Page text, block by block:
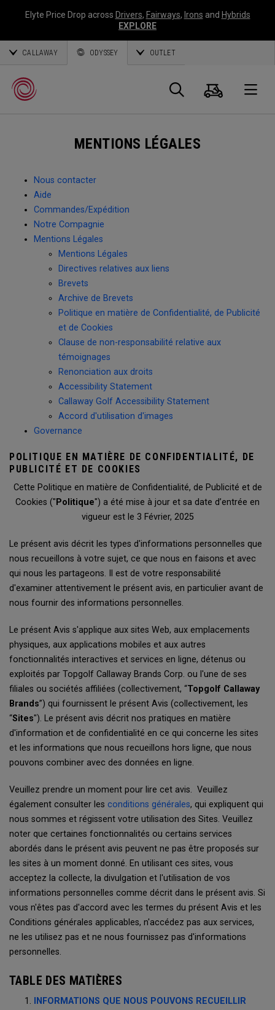
Elyte Price Drop across Drivers, Fairways, Irons and Hybrids
EXPLORE
CALLAWAY ODYSSEY OUTLET
Panier
MENTIONS LÉGALES
Nous contacter
Aide
Commandes/Expédition
Notre Compagnie
Mentions Légales
Mentions Légales
Directives relatives aux liens
Brevets
Archive de Brevets
Politique en matière de Confidentialité, de Publicité
et de Cookies
Clause de non-responsabilité relative aux
témoignages
Renonciation aux droits
Accessibility Statement
Callaway Golf Accessibility Statement
Accord d'utilisation d'images
Governance
POLITIQUE EN MATIÈRE DE CONFIDENTIALITÉ, DE
PUBLICITÉ ET DE COOKIES
Cette Politique en matière de Confidentialité, de Publicité et de
Cookies (" Politique") a été mise à jour et sa date d’entrée en
vigueur est le 3 Février, 2025
Le présent avis décrit les types d'informations personnelles que
nous recueillons à votre sujet, ce que nous en faisons et avec
qui nous les partageons. Il est de votre responsabilité
d'examiner attentivement le présent avis, en particulier avant de
nous fournir des informations personnelles.
Le présent Avis s'applique aux sites Web, aux emplacements
physiques, aux applications mobiles et aux autres
fonctionnalités interactives et services en ligne, détenus ou
exploités par Topgolf Callaway Brands Corp. ou l'une de ses
filiales ou sociétés affiliées (collectivement, “Topgolf Callaway
Brands”) qui fournissent le présent Avis (collectivement, les
“Sites"). Le présent avis décrit nos pratiques en matière
d'information et de confidentialité en ce qui concerne les sites
et les informations que nous recueillons hors ligne, que nous
pouvons combiner avec des données en ligne.
Veuillez prendre un moment pour lire cet avis. Veuillez
également consulter les conditions générales, qui expliquent qui
nous sommes et régissent votre utilisation des Sites. Veuillez
noter que certaines fonctionnalités ou certains services
abordés dans le présent avis peuvent ne pas être proposés sur
les sites à un moment donné. En utilisant ces sites, vous
acceptez la collecte, la divulgation et l'utilisation de vos
informations personnelles comme décrit dans le présent avis. Si
vous n'êtes pas d'accord avec les termes du présent Avis et les
Conditions générales applicables, n'accédez pas aux services,
ne les utilisez pas et ne nous fournissez pas d'informations
personnelles.
TABLE DES MATIÈRES
INFORMATIONS QUE NOUS POUVONS RECUEILLIR